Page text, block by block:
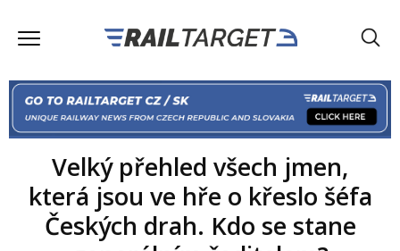
Velký přehled všech jmen,
která jsou ve hře o křeslo šéfa
Českých drah. Kdo se stane